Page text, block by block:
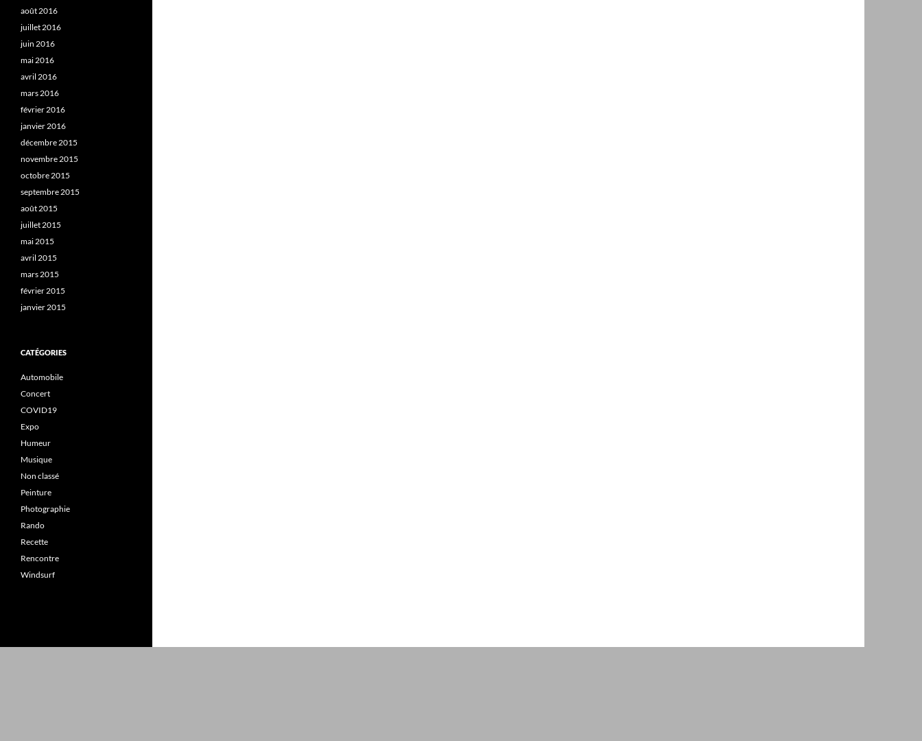
août 2016
juillet 2016
juin 2016
mai 2016
avril 2016
mars 2016
février 2016
janvier 2016
décembre 2015
novembre 2015
octobre 2015
septembre 2015
août 2015
juillet 2015
mai 2015
avril 2015
mars 2015
février 2015
janvier 2015
CATÉGORIES
Automobile
Concert
COVID19
Expo
Humeur
Musique
Non classé
Peinture
Photographie
Rando
Recette
Rencontre
Windsurf